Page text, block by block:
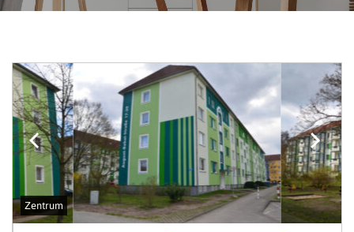
Zentrum